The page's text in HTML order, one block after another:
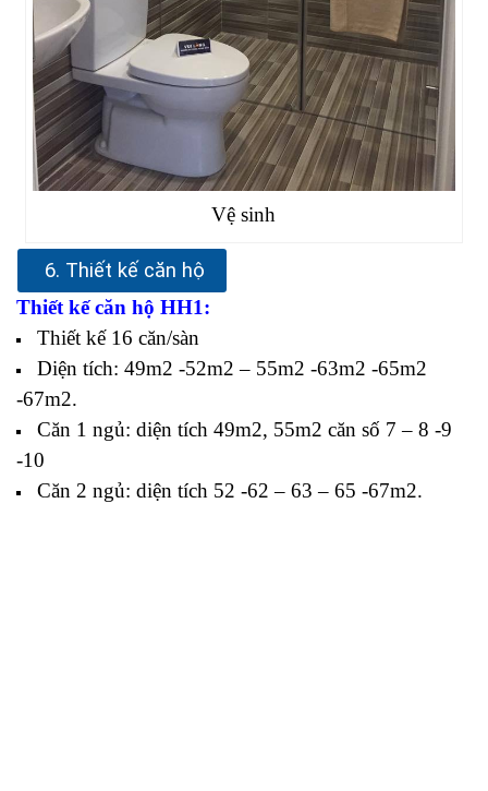
Vệ sinh
6. Thiết kế căn hộ
Thiết kế căn hộ HH1:
Thiết kế 16 căn/sàn
Diện tích: 49m2 -52m2 – 55m2 -63m2 -65m2
-67m2.
Căn 1 ngủ: diện tích 49m2, 55m2 căn số 7 – 8 -9
-10
Căn 2 ngủ: diện tích 52 -62 – 63 – 65 -67m2.